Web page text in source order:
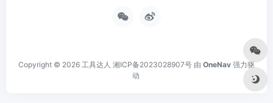
Copyright © 2026 工具达人 湘ICP备2023028907号 由 OneNav 强力驱
动